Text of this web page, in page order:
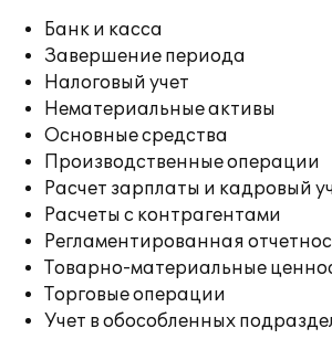
Банк и касса
Завершение периода
Налоговый учет
Нематериальные активы
Основные средства
Производственные операции
Расчет зарплаты и кадровый
Расчеты с контрагентами
Регламентированная
Товарно-материальные
Торговые операции
Учет в обособленных